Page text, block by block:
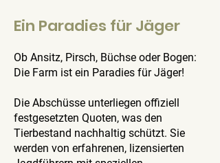
Ein Paradies für Jäger
Ob Ansitz, Pirsch, Büchse oder Bogen:
Die Farm ist ein Paradies für Jäger!
Die Abschüsse unterliegen offiziell
festgesetzten Quoten, was den
Tierbestand nachhaltig schützt. Sie
werden von erfahrenen, lizensierten